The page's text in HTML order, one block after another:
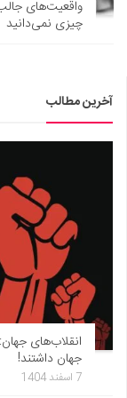
دانستنی‌ها
فال
مسابقه
واقعیت‌های
چیزی نمی‌دانید
آخرین مطالب
انقلاب‌های
جهان داشتند!
7 اسفند 1404